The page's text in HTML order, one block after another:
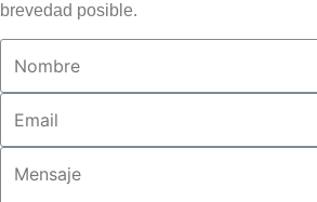
brevedad posible.